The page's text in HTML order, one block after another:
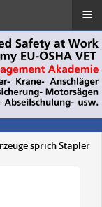
sprich Stapler
≡